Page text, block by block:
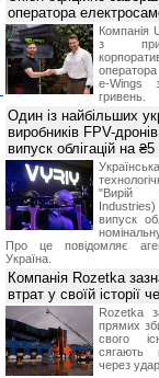
оператора
Компанія
з
e-Wings
гривень.
Один із найбільших
виробників FPV-
випуск облігацій на
"Вирій
Industries)
випуск
Про це повідомляє
Україна.
Компанія Rozetka
втрат у своїй історії
Rozetka
прямих
свого
сягають
через